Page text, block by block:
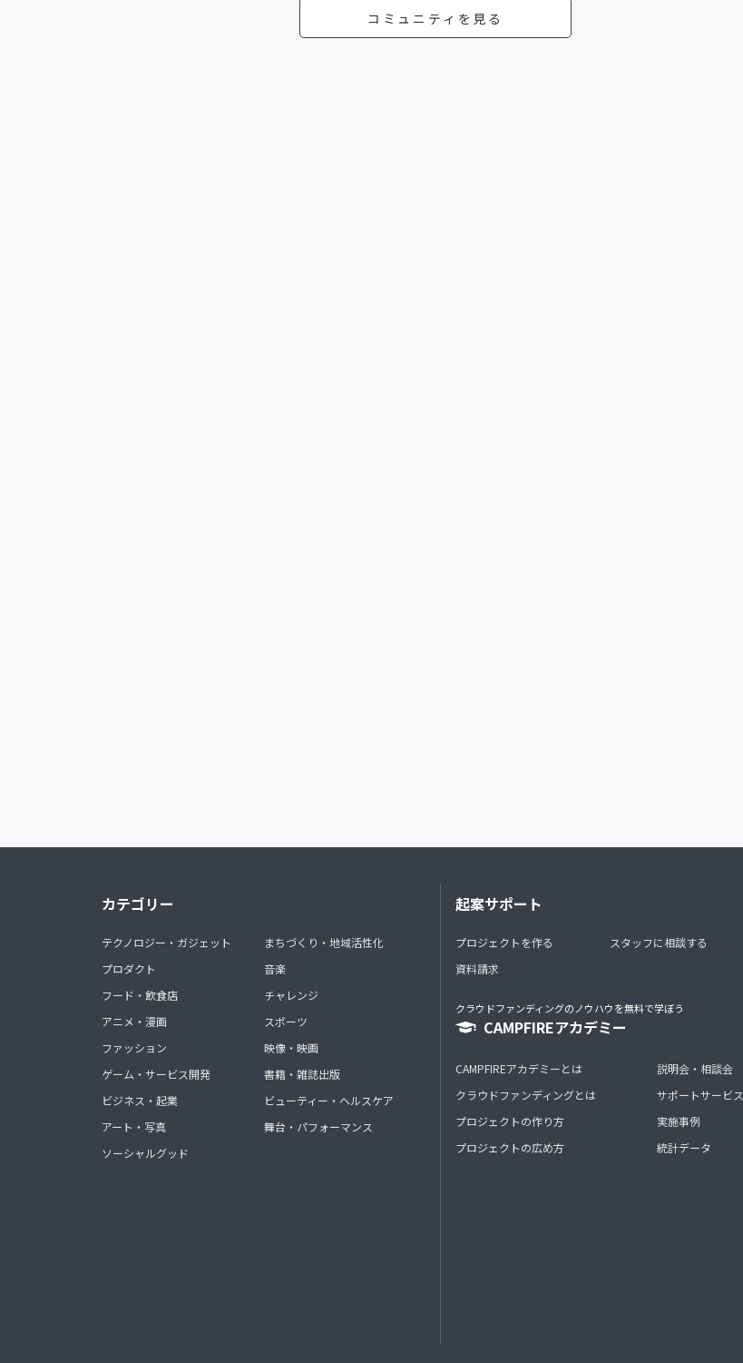
コミュニティを見る
カテゴリー
テクノロジー・ガジェット
プロダクト
フード・飲食店
アニメ・漫画
ファッション
ゲーム・サービス開発
ビジネス・起業
アート・写真
ソーシャルグッド
まちづくり・地域活性化
音楽
チャレンジ
スポーツ
映像・映画
書籍・雑誌出版
ビューティー・ヘルスケア
舞台・パフォーマンス
起案サポート
プロジェクトを作る
資料請求
スタッフに相談する
クラウドファンディングのノウハウを無料で学ぼう
CAMPFIREアカデミー
CAMPFIREアカデミーとは
クラウドファンディングとは
プロジェクトの作り方
プロジェクトの広め方
説明会・相談会
サポートサービス
実施事例
統計データ